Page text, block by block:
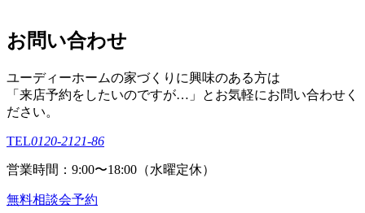
お問い合わせ
ユーディーホームの家づくりに興味のある⽅は
「来店予約をしたいのですが…」とお気軽にお問い合わせく
ださい。
TEL0120-2121-86
営業時間：9:00〜18:00（⽔曜定休）
無料相談会予約